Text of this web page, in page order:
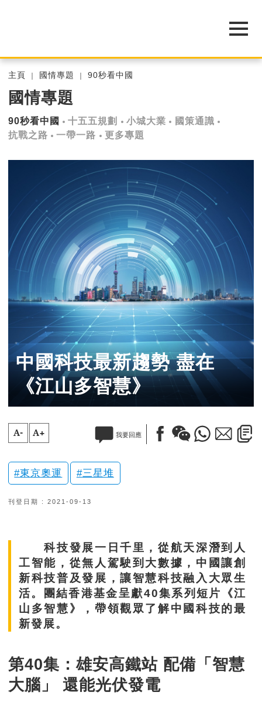
主頁 國情專題 90秒看中國
國情專題
90秒看中國 十五五規劃 小城大業
國策通識
抗戰之路
一帶一路 更多專題
中國科技最新趨勢 盡在
《江山多智慧》
A- A+ 我要回應
東京奧運 三星堆
刊登日期 : 2021-09-13
科技發展一日千里，從航天深潛到人
工智能，從無人駕駛到大數據，中國讓創
新科技普及發展，讓智慧科技融入大眾生
活。團結香港基金呈獻40集系列短片《江
山多智慧》，帶領觀眾了解中國科技的最
新發展。
第40集：雄安高鐵站 配備「智慧
大腦」 還能光伏發電